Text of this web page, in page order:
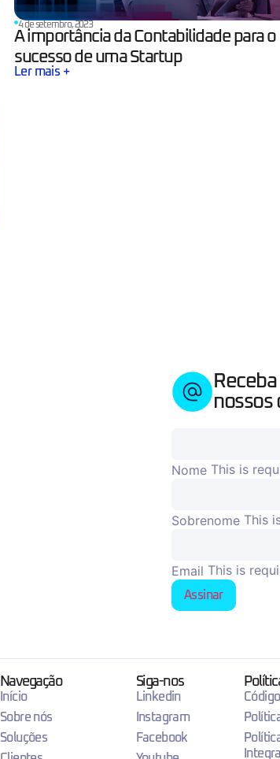
4 de setembro, 2023
A importância da Contabilidade para o
sucesso de uma Startup
Ler mais +
nossos
Nome This is
Sobrenome This
Email This is
Assinar
Navegação
Início
Sobre nós
Soluções
Siga-nos
Linkedin
Instagram
Facebook